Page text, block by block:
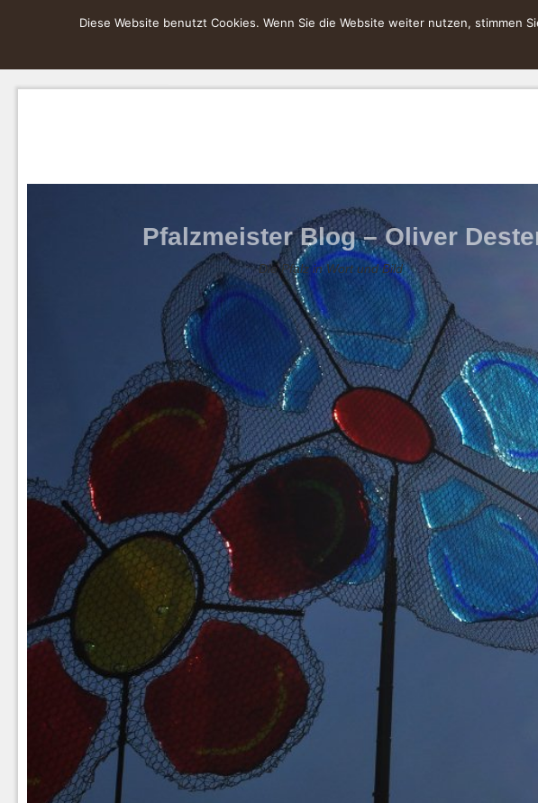
Pfalzmeister Blog – Oliver
Die Pfalz in Wort und Bild
Diese Website benutzt Cookies. Wenn Sie die Website weiter nutzen, stimmen